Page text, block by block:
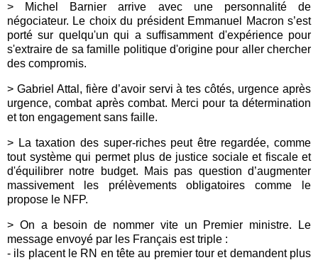
> Michel Barnier arrive avec une personnalité de
négociateur. Le choix du président Emmanuel Macron s’est
porté sur quelqu'un qui a suffisamment d'expérience pour
s'extraire de sa famille politique d'origine pour aller chercher
des compromis.
> Gabriel Attal, fière d’avoir servi à tes côtés, urgence après
urgence, combat après combat. Merci pour ta détermination
et ton engagement sans faille.
> La taxation des super-riches peut être regardée, comme
tout système qui permet plus de justice sociale et fiscale et
d'équilibrer notre budget. Mais pas question d’augmenter
massivement les prélèvements obligatoires comme le
propose le NFP.
> On a besoin de nommer vite un Premier ministre. Le
message envoyé par les Français est triple :
- ils placent le RN en tête au premier tour et demandent plus